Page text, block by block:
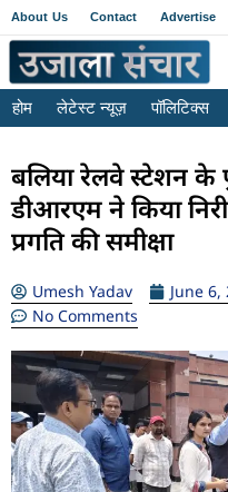
About Us Contact Advertise
होम लेटेस्ट न्यूज़ पॉलिटिक्स
बलिया रेलवे स्टेशन के
डीआरएम ने किया
प्रगति की समीक्षा
Umesh Yadav June 6,
No Comments